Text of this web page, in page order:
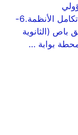
مسؤولي
المطالبات.4- فني ميكانيكي.5- مطوّر تكامل الأنظمة.6-
ومراقب.8- سائق باص (الثانوية
بوابة …